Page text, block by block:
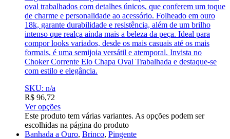
oval trabalhados com detalhes únicos, que conferem um toque
de charme e personalidade ao acessório. Folheado em ouro
18k, garante durabilidade e resistência, além de um brilho
intenso que realça ainda mais a beleza da peça. Ideal para
compor looks variados, desde os mais casuais até os mais
formais, é uma semijoia versátil e atemporal. Invista no
Choker Corrente Elo Chapa Oval Trabalhada e destaque-se
com estilo e elegância.
SKU: n/a
R$ 96,72
Ver opções
Este produto tem várias variantes. As opções podem ser
escolhidas na página do produto
Banhada a Ouro, Brinco, Pingente